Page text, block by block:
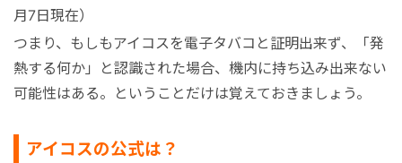
月7日現在）
つまり、もしもアイコスを電子タバコと証明出来ず、「発
熱する何か」と認識された場合、機内に持ち込み出来ない
可能性はある。ということだけは覚えておきましょう。
アイコスの公式は？